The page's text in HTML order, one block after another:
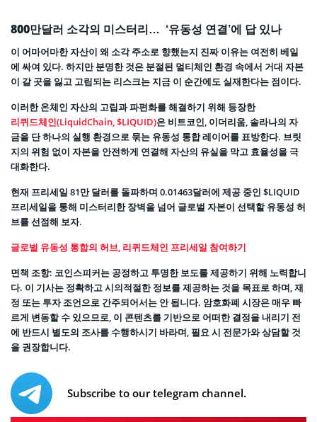
800만달러 소각의 미스터리… ‘유동성 연결’에 답 있나
이 어마어마한 자산이 왜 소각 주소로 향했는지 진짜 이유는 여전히 베일
에 싸여 있다. 하지만 분명한 것은 분절된 멀티체인 환경 속에서 거대 자본
이 갈 곳을 잃고 고립되는 리스크는 지금 이 순간에도 실재한다는 점이다.
이러한 온체인 자산의 고립과 파편화를 해결하기 위해 등장한
리퀴드체인(LiquidChain, $LIQUID)은 비트코인, 이더리움, 솔라나의 자
금을 단 하나의 실행 환경으로 묶는 유동성 통합 레이어를 표방한다. 브릿
지의 위험 없이 자본을 안전하게 연결해 자산의 유실을 막고 효율성을 극
대화한다.
현재 프리세일 81만 달러를 돌파하며 0.01463달러에 제공 중인 $LIQUID
프리세일을 통해 미스터리한 장벽을 넘어 글로벌 자본이 선택할 유동성 허
브를 선점해 보자.
글로벌 유동성 통합의 허브, 리퀴드체인 프리세일 참여하기
면책 조항: 코인스피커는 공정하고 투명한 보도를 제공하기 위해 노력합니
다. 이 기사는 정확하고 시의적절한 정보를 제공하는 것을 목표로 하며, 재
정 또는 투자 조언으로 간주되어서는 안 됩니다. 암호화폐 시장은 매우 빠
르게 변동할 수 있으므로, 이 콘텐츠를 기반으로 어떠한 결정을 내리기 전
에 반드시 별도의 조사를 수행하시기 바라며, 필요 시 전문가와 상담할 것
을 권장합니다.
Subscribe to our telegram channel.